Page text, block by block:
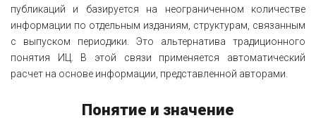
публикаций и базируется на неограниченном количестве
информации по отдельным изданиям, структурам, связанным
с выпуском периодики. Это альтернатива традиционного
понятия ИЦ. В этой связи применяется автоматический
расчет на основе информации, представленной авторами.
Понятие и значение